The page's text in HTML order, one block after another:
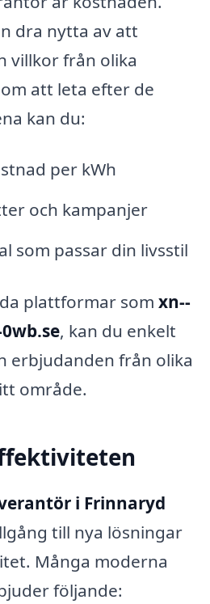
dra nytta av att
villkor från olika
att leta efter de
kan du:
per kWh
och kampanjer
som passar din livsstil
plattformar som xn--
, kan du enkelt
erbjudanden från olika
område.
i Frinnaryd
till nya lösningar
Många moderna
följande: